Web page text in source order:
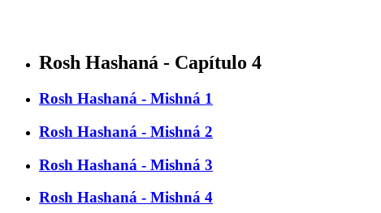
Rosh Hashaná - Capítulo 4
Rosh Hashaná - Mishná 1
Rosh Hashaná - Mishná 2
Rosh Hashaná - Mishná 3
Rosh Hashaná - Mishná 4